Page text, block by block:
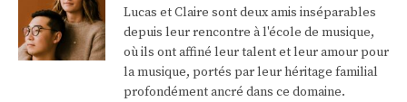
Lucas et Claire sont deux amis inséparables
depuis leur rencontre à l'école de musique,
où ils ont affiné leur talent et leur amour pour
la musique, portés par leur héritage familial
profondément ancré dans ce domaine.